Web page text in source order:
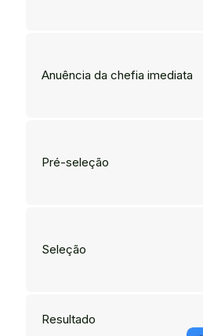
Anuência da chefia imediata
Pré-seleção
Seleção
Resultado